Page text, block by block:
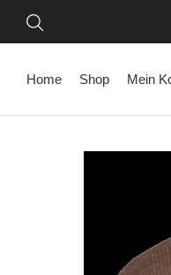
Home Shop Mein